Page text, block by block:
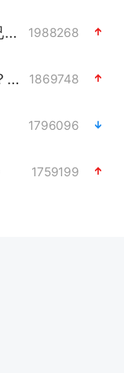
独闯南太行失联14天的女子已找到 1988268
辽宁28名务农人员中暑死亡？官方辟谣 1869748
1796096
1759199